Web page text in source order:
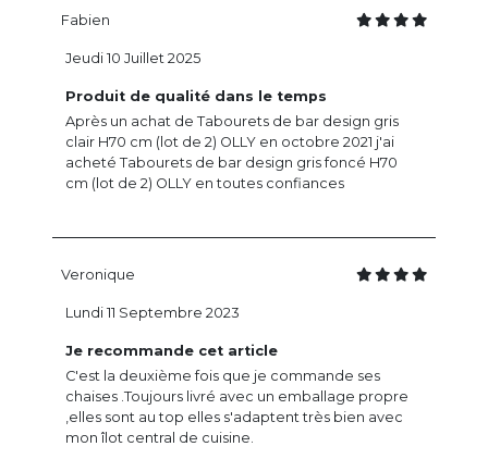
Fabien
Produit de qualité dans le temps
Après un achat de Tabourets de bar design gris
clair H70 cm (lot de 2) OLLY en octobre 2021 j'ai
acheté Tabourets de bar design gris foncé H70
cm (lot de 2) OLLY en toutes confiances
Jeudi 10 Juillet 2025
Veronique
Je recommande cet article
C'est la deuxième fois que je commande ses
chaises .Toujours livré avec un emballage propre
,elles sont au top elles s'adaptent très bien avec
mon îlot central de cuisine.
Lundi 11 Septembre 2023